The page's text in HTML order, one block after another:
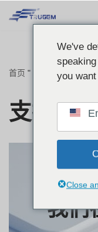
文
首页 "
支持
我们
We've
you
Close